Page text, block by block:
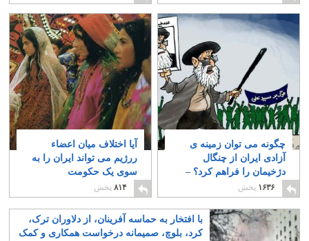
چگونه می توان زمینه ی
آزادی ایران از چنگال
دژخیمان را فراهم کرد؟ –
بخش نخست
۱۶۳۶ پخش
آیا اختلاف میان اعضاء
ررژیم می تواند ایران را به
سوی یک حکومت
دیکتاتوری نظامی، یا
نظامی – مذهبی سوق
دهد؟
۸۱۴ پخش
با افتخار به حماسه آفرینان، از دلاوران ترک،
کرد، بلوچ، صمیمانه درخواست همکاری و کمک